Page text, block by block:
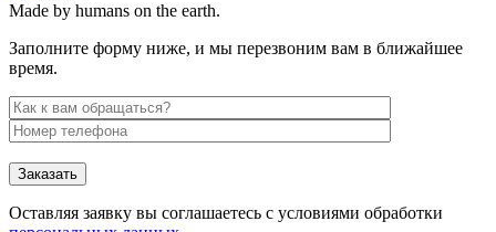
Made by humans on the earth.
Заполните форму ниже, и мы перезвоним вам в ближайшее
время.
Заказать
Оставляя заявку вы соглашаетесь с условиями обработки